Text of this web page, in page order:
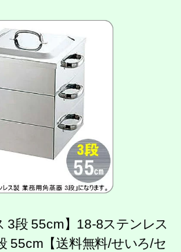
3段 55cm】18-8ステンレス
55cm【送料無料/せいろ/セ